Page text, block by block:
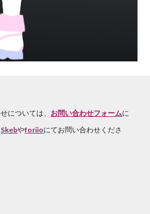
については、 お問い合わせフォームに
Skebやforiioにてお問い合わせくださ